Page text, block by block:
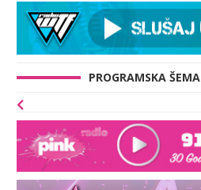
PROGRAMSKA ŠEMA